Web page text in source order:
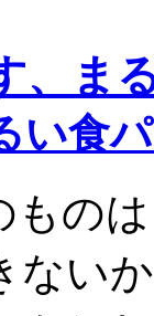
、ま
い食
の
ない